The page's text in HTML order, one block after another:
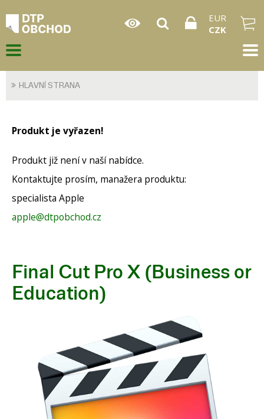
EUR
CZK
HLAVNÍ STRANA
Produkt je vyřazen!
Produkt již není v naší nabídce.
Kontaktujte prosím, manažera produktu:
specialista Apple
apple@dtpobchod.cz
Final Cut Pro X (Business or
Education)